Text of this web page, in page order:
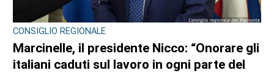
CONSIGLIO REGIONALE
Marcinelle, il presidente Nicco: “Onorare gli
italiani caduti sul lavoro in ogni parte del